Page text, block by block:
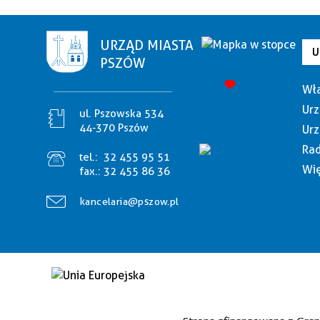
URZĄD MIASTA
PSZÓW
ul. Pszowska 534
44-370 Pszów
tel.: 32 455 95 51
fax.: 32 455 86 36
kancelaria@pszow.pl